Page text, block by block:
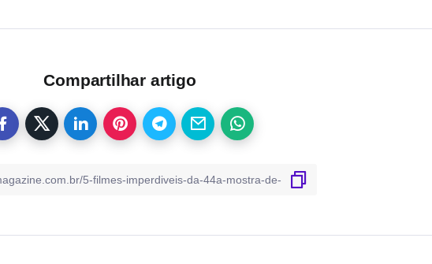
Compartilhar artigo